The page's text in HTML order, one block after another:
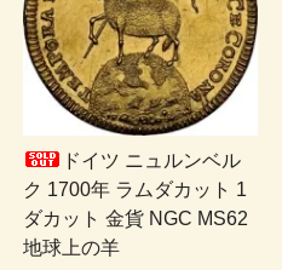
ドイツ ニュルンベル
ク 1700年 ラムダカット 1
ダカット 金貨 NGC MS62
地球上の羊